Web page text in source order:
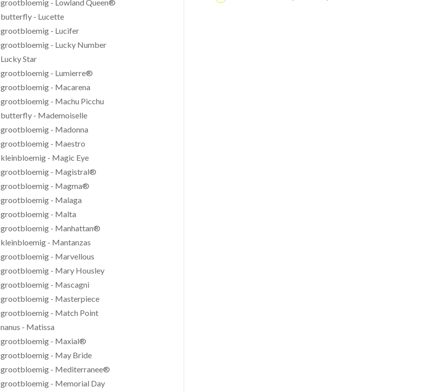
grootbloemig - Lowland Queen®
butterfly - Lucette
grootbloemig - Lucifer
grootbloemig - Lucky Number
Lucky Star
grootbloemig - Lumierre®
grootbloemig - Macarena
grootbloemig - Machu Picchu
butterfly - Mademoiselle
grootbloemig - Madonna
grootbloemig - Maestro
kleinbloemig - Magic Eye
grootbloemig - Magistral®
grootbloemig - Magma®
grootbloemig - Malaga
grootbloemig - Malta
grootbloemig - Manhattan®
kleinbloemig - Mantanzas
grootbloemig - Marvellous
grootbloemig - Mary Housley
grootbloemig - Mascagni
grootbloemig - Masterpiece
grootbloemig - Match Point
nanus - Matissa
grootbloemig - Maxial®
grootbloemig - May Bride
grootbloemig - Mediterranee®
grootbloemig - Memorial Day